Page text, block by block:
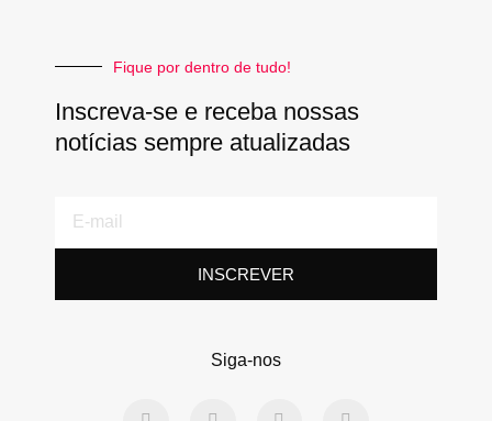
Fique por dentro de tudo!
Inscreva-se e receba nossas
notícias sempre atualizadas
INSCREVER
Siga-nos